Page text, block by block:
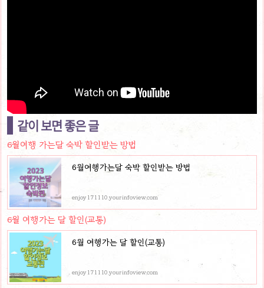
같이 보면 좋은 글
6월여행 가는달 숙박 할인받는 방법
6월여행가는달 숙박 할인받는 방법
enjoy171110.yourinfoview.com
6월 여행가는 달 할인(교통)
6월 여행가는 달 할인(교통)
enjoy171110.yourinfoview.com